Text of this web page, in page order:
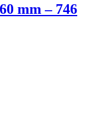
mm – 746